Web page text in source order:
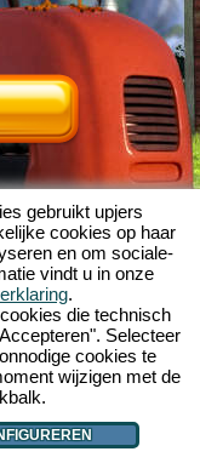
|De mogelijkheden
| Forum|Support|
|App Store|
beheren
gebruikt upjers
cookies op haar
en om sociale-
vindt u in onze
.
die technisch
Selecteer
cookies te
wijzigen met de